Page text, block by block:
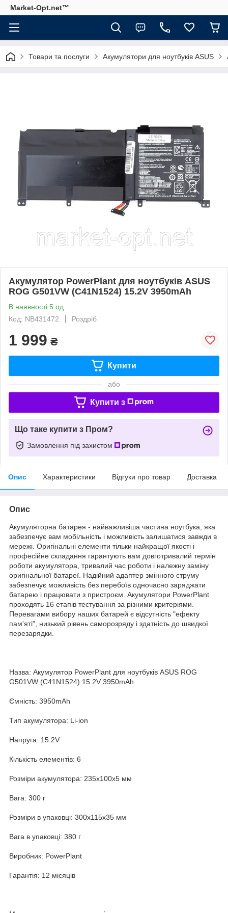
Market-Opt.net™
Товари та послуги Акумулятори для ноутбуків ASUS
Акумулятор PowerPlant для ноутбуків ASUS
ROG G501VW (C41N1524) 15.2V 3950mAh
В наявності 5 од.
Код: NB431472
Роздріб
1 999 ₴
Купити
або
Купити з
Що таке купити з Пром?
Замовлення під захистом
Опис Характеристики Відгуки про товар Доставка
Опис
Акумуляторна батарея - найважливіша частина ноутбука, яка
забезпечує вам мобільність і можливість залишатися завжди в
мережі. Оригінальні елементи тільки найкращої якості і
професійне складання гарантують вам довготривалий термін
роботи акумулятора, тривалий час роботи і належну заміну
оригінальної батареї. Надійний адаптер змінного струму
забезпечує можливість без перебоїв одночасно заряджати
батарею і працювати з пристроєм. Акумулятори PowerPlant
проходять 16 етапів тестування за різними критеріями.
Перевагами вибору наших батарей є відсутність "ефекту
пам'яті", низький рівень саморозряду і здатність до швидкої
перезарядки.
Назва: Акумулятор PowerPlant для ноутбуків ASUS ROG
G501VW (C41N1524) 15.2V 3950mAh
Ємність: 3950mAh
Тип акумулятора: Li-ion
Напруга: 15.2V
Кількість елементів: 6
Розміри акумулятора: 235x100x5 мм
Вага: 300 г
Розміри в упаковці: 300x115x35 мм
Вага в упаковці: 380 г
Виробник: PowerPlant
Гарантія: 12 місяців